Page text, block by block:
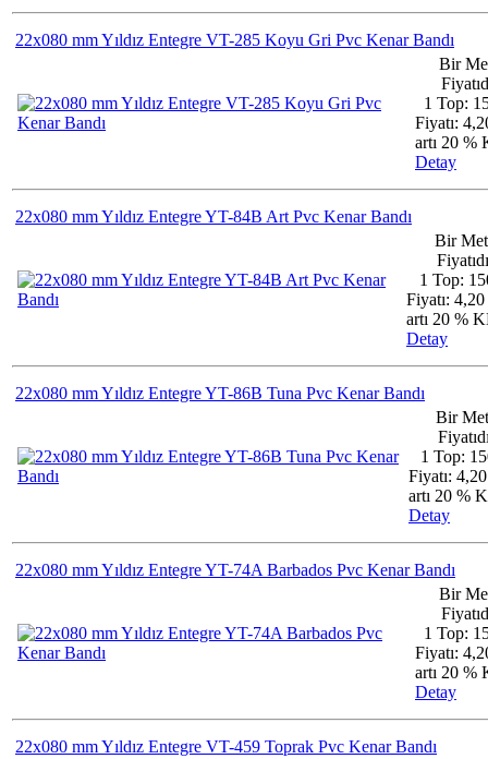
22x080 mm Yıldız Entegre VT-285 Koyu Gri Pvc Kenar Bandı
Bir
1 Top:
Fiyatı:
artı 20 %
Detay
22x080 mm Yıldız Entegre YT-84B Art Pvc Kenar Bandı
Bir
1 Top:
Fiyatı:
artı 20 %
Detay
22x080 mm Yıldız Entegre YT-86B Tuna Pvc Kenar Bandı
Bir
1 Top:
Fiyatı:
artı 20 %
Detay
22x080 mm Yıldız Entegre YT-74A Barbados Pvc Kenar Bandı
Bir
1 Top:
Fiyatı:
artı 20 %
Detay
22x080 mm Yıldız Entegre VT-459 Toprak Pvc Kenar Bandı